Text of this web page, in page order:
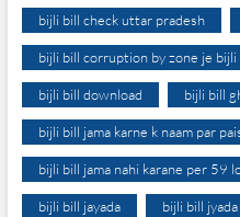
bijli bill check uttar pradesh
bijli bill corruption by zone je
bijli bill download bijli bill
bijli bill jama karne k naam par
bijli bill jama nahi karane per 59
bijli bill jayada bijli bill